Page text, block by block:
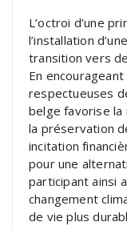
L’octroi d’une
l’installation
transition vers
En
respectueuses
belge favorise la
la préservation
incitation
pour une
participant ainsi
changement
de vie plus